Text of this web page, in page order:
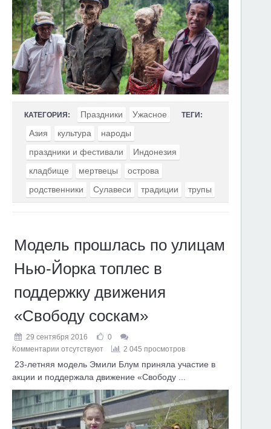
КАТЕГОРИЯ: Праздники Ужасное ТЕГИ:
Азия культура
народы
праздники и фестивали
Индонезия
кладбище
мертвецы
острова
родственники
Сулавеси традиции трупы
Модель прошлась по улицам
Нью-Йорка топлес в
поддержку движения
«Свободу соскам»
29 сентября 2016
0
Комментарии отсутствуют
2 045 просмотров
23-летняя модель Эмили Блум приняла участие в
акции и поддержала движение «Свободу ...